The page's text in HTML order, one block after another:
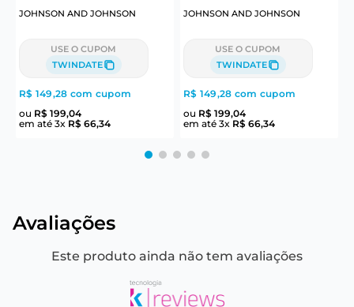
JOHNSON AND JOHNSON
USE O CUPOM
TWINDATE
R$ 149,28 com cupom
ou R$ 199,04
em até 3x R$ 66,34
JOHNSON AND JOHNSON
USE O CUPOM
TWINDATE
R$ 149,28 com cupom
ou R$ 199,04
em até 3x R$ 66,34
Avaliações
Este produto ainda não tem avaliações